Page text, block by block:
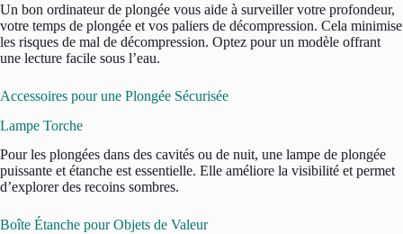
Un bon ordinateur de plongée vous aide à surveiller votre profondeur,
votre temps de plongée et vos paliers de décompression. Cela minimise
les risques de mal de décompression. Optez pour un modèle offrant
une lecture facile sous l’eau.
Accessoires pour une Plongée Sécurisée
Lampe Torche
Pour les plongées dans des cavités ou de nuit, une lampe de plongée
puissante et étanche est essentielle. Elle améliore la visibilité et permet
d’explorer des recoins sombres.
Boîte Étanche pour Objets de Valeur